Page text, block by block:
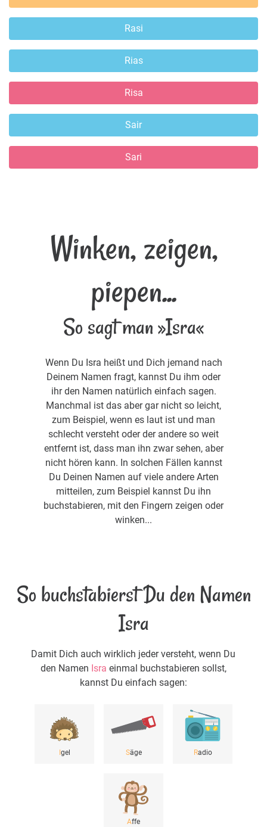
Rasi
Rias
Risa
Sair
Sari
Winken, zeigen,
piepen...
So sagt man »Isra«
Wenn Du Isra heißt und Dich jemand nach
Deinem Namen fragt, kannst Du ihm oder
ihr den Namen natürlich einfach sagen.
Manchmal ist das aber gar nicht so leicht,
zum Beispiel, wenn es laut ist und man
schlecht versteht oder der andere so weit
entfernt ist, dass man ihn zwar sehen, aber
nicht hören kann. In solchen Fällen kannst
Du Deinen Namen auf viele andere Arten
mitteilen, zum Beispiel kannst Du ihn
buchstabieren, mit den Fingern zeigen oder
winken...
So buchstabierst Du den Namen
Isra
Damit Dich auch wirklich jeder versteht, wenn Du
den Namen Isra einmal buchstabieren sollst,
kannst Du einfach sagen:
gel Säge Radio
Affe